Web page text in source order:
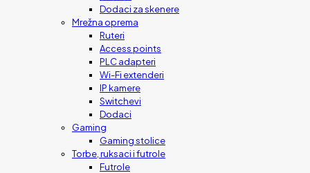
Dodaci za skenere
Mrežna oprema
Ruteri
Access points
PLC adapteri
Wi-Fi extenderi
IP kamere
Switchevi
Dodaci
Gaming
Gaming stolice
Torbe, ruksaci i futrole
Futrole